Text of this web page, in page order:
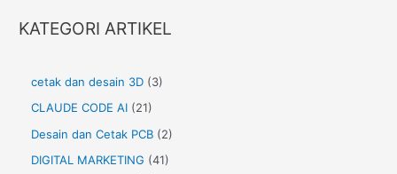
KATEGORI ARTIKEL
cetak dan desain 3D(3)
CLAUDE CODE AI(21)
Desain dan Cetak PCB(2)
DIGITAL MARKETING (41)